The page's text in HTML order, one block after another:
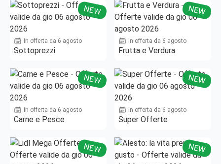
NEW
In offerta da 6 agosto
Sottoprezzi
NEW
In offerta da 6 agosto
Frutta e Verdura
NEW
In offerta da 6 agosto
Carne e Pesce
NEW
In offerta da 6 agosto
Super Offerte
NEW NEW